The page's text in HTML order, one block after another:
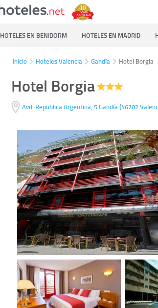
HOTELES EN BENIDORM HOTELES EN MADRID
Inicio Hoteles Valencia Gandía Hotel Borgia
Hotel Borgia
Avd. Republica Argentina, 5Gandía(46702